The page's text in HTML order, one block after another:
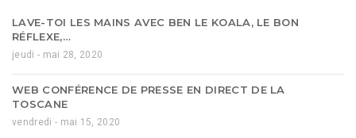
LAVE-TOI LES MAINS AVEC BEN LE KOALA, LE BON
RÉFLEXE,…
jeudi - mai 28, 2020
WEB CONFÉRENCE DE PRESSE EN DIRECT DE LA
TOSCANE
vendredi - mai 15, 2020